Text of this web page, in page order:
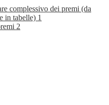
complessivo dei premi (da
in tabelle) 1
2